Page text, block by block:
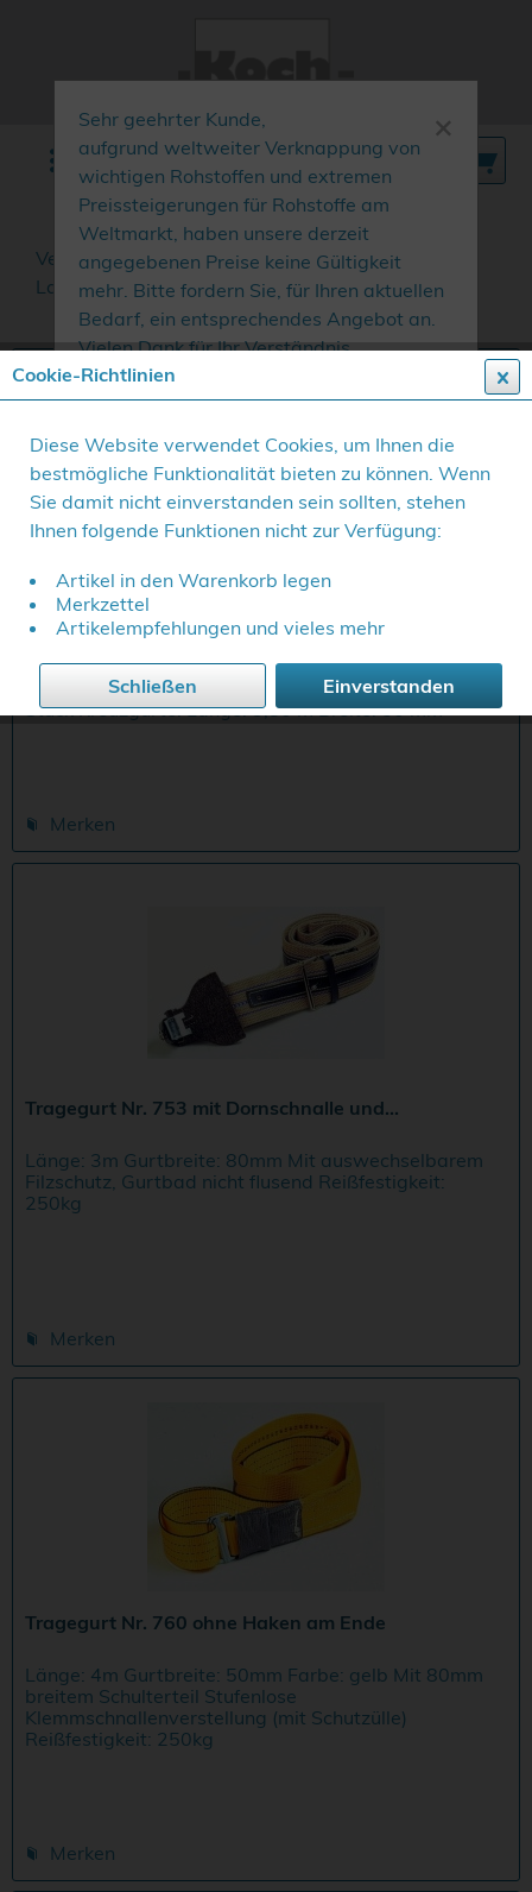
×
Sehr geehrter Kunde,
aufgrund weltweiter Verknappung von
wichtigen Rohstoffen und extremen
Preissteigerungen für Rohstoffe am
Weltmarkt, haben unsere derzeit
angegebenen Preise keine Gültigkeit
mehr. Bitte fordern Sie, für Ihren aktuellen
Bedarf, ein entsprechendes Angebot an.
Vielen Dank für Ihr Verständnis.
Menü
Verschiedene Ausführungen zum Tragen und zur
Ladungssicherung.mehr erfahren »
Kreuz-Tragegurt Nr. 757 schwarz
Besonders rückenschonend durch die gleichmäßige
Verteilung der Last auf beide Schultern. leicht
verstellbar Zum paarweisen Tragen benötigt man 2
Stück Kreuzgurte! Länge: 3,80 m Breite: 50 mm
Merken
Tragegurt Nr. 753 mit Dornschnalle und...
Länge: 3m Gurtbreite: 80mm Mit auswechselbarem
Filzschutz, Gurtbad nicht flusend Reißfestigkeit:
250kg
Merken
Tragegurt Nr. 760 ohne Haken am Ende
Länge: 4m Gurtbreite: 50mm Farbe: gelb Mit 80mm
breitem Schulterteil Stufenlose
Klemmschnallenverstellung (mit Schutzülle)
Reißfestigkeit: 250kg
Merken
Cookie-Richtlinien
Diese Website verwendet Cookies, um Ihnen die
bestmögliche Funktionalität bieten zu können. Wenn
Sie damit nicht einverstanden sein sollten, stehen
Ihnen folgende Funktionen nicht zur Verfügung:
Artikel in den Warenkorb legen
Merkzettel
Artikelempfehlungen und vieles mehr
Einverstanden
Schließen